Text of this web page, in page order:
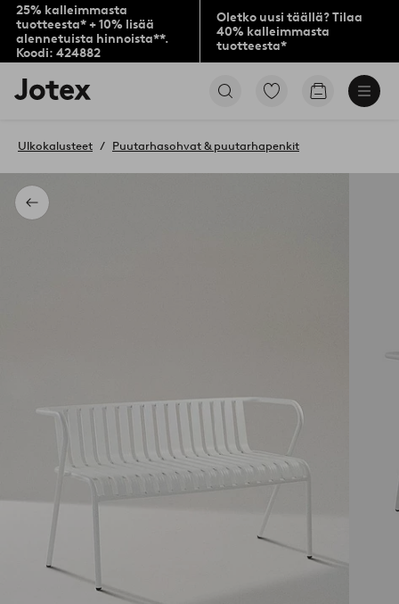
25% kalleimmasta
tuotteesta* + 10% lisää
alennetuista hinnoista**.
Koodi: 424882
Oletko uusi täällä? Tilaa
40% kalleimmasta
tuotteesta*
Jotex-
logo
aloitussivulle
Siirry
Siirry
Takaisin
Ulkokalusteet Puutarhasohvat & puutarhapenkit